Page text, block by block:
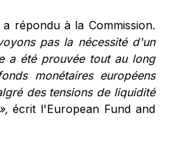
répondu à la Commission.
pas la nécessité d'un
a été prouvée tout au long
monétaires européens
des tensions de liquidité
écrit l'European Fund and